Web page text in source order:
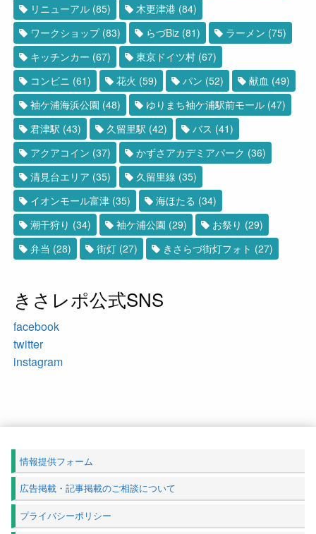
リニューアル (85) 木更津港 (84)
ワークショップ(83) らづBiz (81) ラーメン (75)
キッチンカー (67) 東京ドイツ村 (67)
コンビニ (61) 花火 (59) パン (52) 献血 (49)
袖ケ浦海浜公園 (48) ゆりまち袖ケ浦駅前モール (47)
君津駅 (43) 久留里駅 (42) バス (41)
アクアコイン (37) かずさアカデミアパーク (36)
清見台エリア (35) 久留里線 (35)
イオンモール富津 (35) 海ほたる (34)
潮干狩り (34) 袖ケ浦公園 (29) お祭り (29)
弁当 (28) 街灯 (27) きさらづ街灯フォト (27)
きさレポ公式SNS
facebook
twitter
instagram
情報提供フォーム
広告掲載・記事掲載のご相談について
プライバシーポリシー